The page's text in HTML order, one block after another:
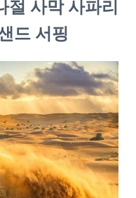
절 사막 사파리
드 서핑